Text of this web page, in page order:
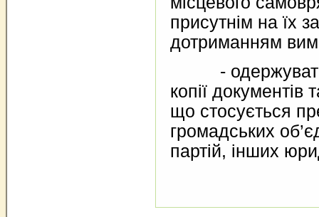
присутнім на їх
дотриманням
- одержувати
копії
що стосується
громадських
партій, інших